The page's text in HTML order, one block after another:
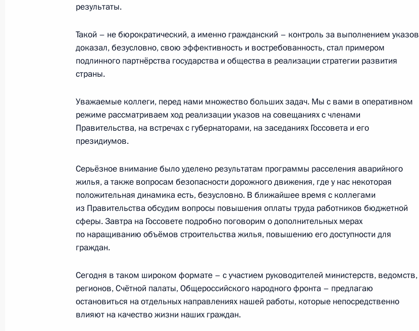
Совещание о ситуации на рынке труда
Перечень поручений по итогам проверки эффективности
строительство и ремонт административных зданий
22 марта 2015 года, 18:00
Заседание президиума Совета по противодействию коррупции
12 ноября 2014 года, 13:50
Заседание Комиссии по делам инвалидов
30 сентября 2014 года, 18:00
Заседание президиума Госсовета по вопросам развития системы
социальной защиты пожилых людей
результаты.
Такой – не бюрократический, а именно гражданский – контроль за выполнением указов
доказал, безусловно, свою эффективность и востребованность, стал примером
подлинного партнёрства государства и общества в реализации стратегии развития
страны.
Уважаемые коллеги, перед нами множество больших задач. Мы с вами в оперативном
режиме рассматриваем ход реализации указов на совещаниях с членами
Правительства, на встречах с губернаторами, на заседаниях Госсовета и его
президиумов.
Серьёзное внимание было уделено результатам программы расселения аварийного
жилья, а также вопросам безопасности дорожного движения, где у нас некоторая
положительная динамика есть, безусловно. В ближайшее время с коллегами
из Правительства обсудим вопросы повышения оплаты труда работников бюджетной
сферы. Завтра на Госсовете подробно поговорим о дополнительных мерах
по наращиванию объёмов строительства жилья, повышению его доступности для
граждан.
Сегодня в таком широком формате – с участием руководителей министерств, ведомств,
регионов, Счётной палаты, Общероссийского народного фронта – предлагаю
остановиться на отдельных направлениях нашей работы, которые непосредственно
влияют на качество жизни наших граждан.